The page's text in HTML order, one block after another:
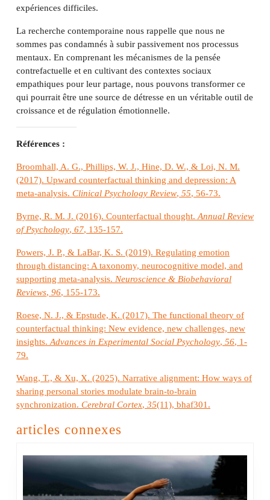
expériences difficiles.
La recherche contemporaine nous rappelle que nous ne
sommes pas condamnés à subir passivement nos processus
mentaux. En comprenant les mécanismes de la pensée
contrefactuelle et en cultivant des contextes sociaux
empathiques pour leur partage, nous pouvons transformer ce
qui pourrait être une source de détresse en un véritable outil de
croissance et de régulation émotionnelle.
Références :
Broomhall, A. G., Phillips, W. J., Hine, D. W., & Loi, N. M.
(2017). Upward counterfactual thinking and depression: A
meta-analysis. Clinical Psychology Review, 55, 56-73.
Byrne, R. M. J. (2016). Counterfactual thought. Annual Review
of Psychology, 67, 135-157.
Powers, J. P., & LaBar, K. S. (2019). Regulating emotion
through distancing: A taxonomy, neurocognitive model, and
supporting meta-analysis. Neuroscience & Biobehavioral
Reviews, 96, 155-173.
Roese, N. J., & Epstude, K. (2017). The functional theory of
counterfactual thinking: New evidence, new challenges, new
insights. Advances in Experimental Social Psychology, 56, 1-
79.
Wang, T., & Xu, X. (2025). Narrative alignment: How ways of
sharing personal stories modulate brain-to-brain
synchronization. Cerebral Cortex, 35(11), bhaf301.
articles connexes